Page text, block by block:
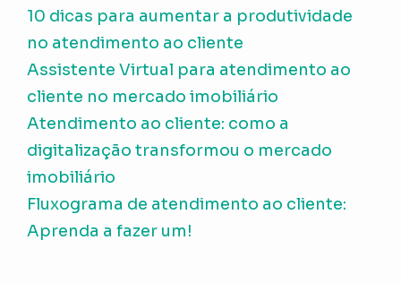
10 dicas para aumentar a produtividade
no atendimento ao cliente
Assistente Virtual para atendimento ao
cliente no mercado imobiliário
Atendimento ao cliente: como a
digitalização transformou o mercado
imobiliário
Fluxograma de atendimento ao cliente:
Aprenda a fazer um!